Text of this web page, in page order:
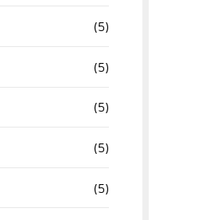
(5)
(5)
(5)
(5)
(5)